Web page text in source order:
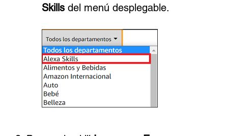
Skills del menú desplegable.